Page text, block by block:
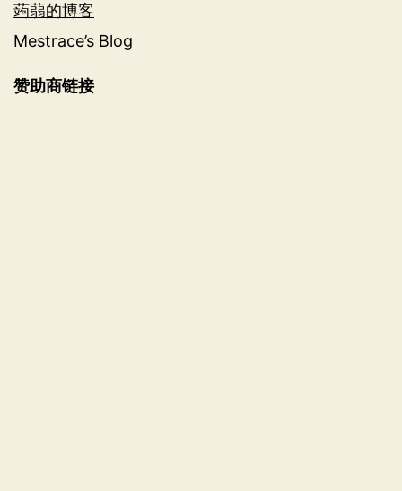
蒟蒻的博客
Mestrace’s Blog
赞助商链接